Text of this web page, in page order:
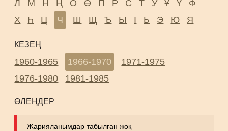
Л
М Н Ң О Ө П Р С Т У Ұ Ү
Ф
Х
Һ Ц Ч Ш Щ Ъ Ы І Ь Э Ю Я
КЕЗЕҢ
1960-1965 1966-1970
1971-1975
1976-1980
1981-1985
ӨЛЕҢДЕР
Жарияланымдар табылған жоқ